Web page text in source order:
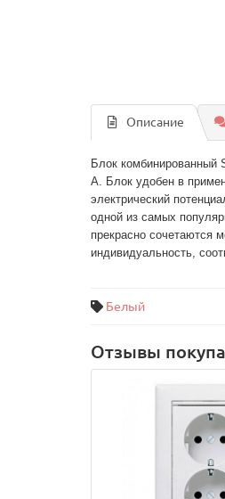
Описание
Блок комбинированный
А. Блок удобен в
электрический
одной из самых
прекрасно сочетаются
Белый
Отзывы